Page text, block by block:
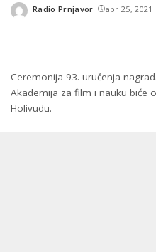
Posted
Radio Prnjavor apr 25, 2021
Ceremonija 93. uručenja
Akademija za film i nauku biće
Holivudu.